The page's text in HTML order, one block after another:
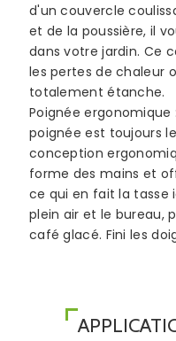
d'un couvercle
et de la poussière, il
dans votre jardin. Ce
les pertes de chaleur
totalement étanche.
Poignée
poignée est toujours
conception
forme des mains et
ce qui en fait la tasse
plein air et le bureau,
café glacé. Fini les